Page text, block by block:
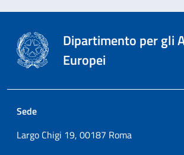
Dipartimento per gli
Europei
Sede
Largo Chigi 19, 00187 Roma